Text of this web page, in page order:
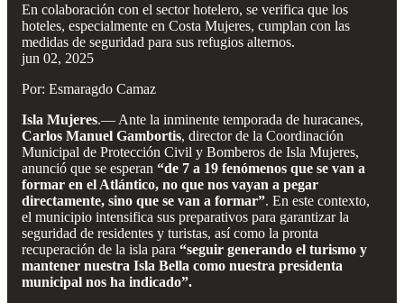
En colaboración con el sector hotelero, se verifica que los
hoteles, especialmente en Costa Mujeres, cumplan con las
medidas de seguridad para sus refugios alternos.
jun 02, 2025
Por: Esmaragdo Camaz
Isla Mujeres.— Ante la inminente temporada de huracanes,
Carlos Manuel Gambortis, director de la Coordinación
Municipal de Protección Civil y Bomberos de Isla Mujeres,
anunció que se esperan “de 7 a 19 fenómenos que se van a
formar en el Atlántico, no que nos vayan a pegar
directamente, sino que se van a formar”. En este contexto,
el municipio intensifica sus preparativos para garantizar la
seguridad de residentes y turistas, así como la pronta
recuperación de la isla para “seguir generando el turismo y
mantener nuestra Isla Bella como nuestra presidenta
municipal nos ha indicado”.